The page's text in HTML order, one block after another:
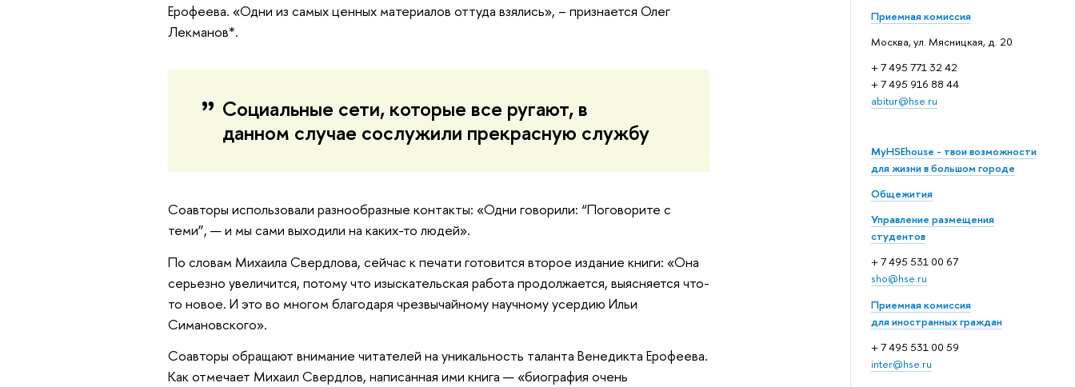
Приемная комиссия
Москва, ул. Мясницкая, д. 20
+ 7 495 771 32 42
+ 7 495 916 88 44
abitur@hse.ru
MyHSEhouse - твои возможности
для жизни в большом городе
Общежития
Управление размещения
студентов
+ 7 495 531 00 67
sho@hse.ru
Приемная комиссия
для иностранных граждан
+ 7 495 531 00 59
inter@hse.ru
Ерофеева. «Одни из самых ценных материалов оттуда взялись», – признается Олег
Лекманов*.
Социальные сети, которые все ругают, в
данном случае сослужили прекрасную службу
Соавторы использовали разнообразные контакты: «Одни говорили: “Поговорите с
теми”, — и мы сами выходили на каких-то людей».
По словам Михаила Свердлова, сейчас к печати готовится второе издание книги: «Она
серьезно увеличится, потому что изыскательская работа продолжается, выясняется что-
то новое. И это во многом благодаря чрезвычайному научному усердию Ильи
Симановского».
Соавторы обращают внимание читателей на уникальность таланта Венедикта Ерофеева.
Как отмечает Михаил Свердлов, написанная ими книга — «биография очень